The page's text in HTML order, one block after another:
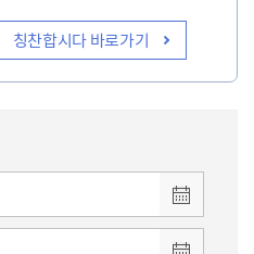
칭찬합시다 바로가기